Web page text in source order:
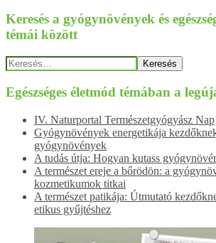
Keresés a gyógynövények és
témái között
Keresés:
Egészséges életmód témában a
IV. Naturportal Természetgyógyász Nap
Gyógynövények energetikája
gyógynövények
A tudás útja: Hogyan kutass
A természet ereje a bőrödön: a
kozmetikumok titkai
A természet patikája: Útmutató
etikus gyűjtéshez